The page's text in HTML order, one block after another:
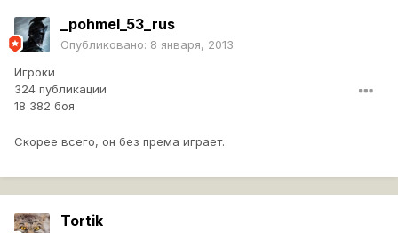
_pohmel_53_rus
Опубликовано: 8 января, 2013
Игроки
324 публикации
18 382 боя
Скорее всего, он без према играет.
Tortik